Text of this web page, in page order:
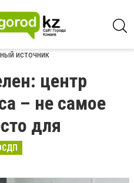
источник
центр
– не самое
для